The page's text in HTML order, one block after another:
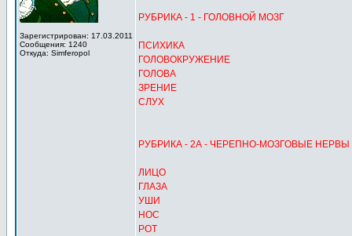
Зарегистрирован: 17.03.2011
Сообщения: 1240
Откуда: Simferopol
РУБРИКА - 1 - ГОЛОВНОЙ МОЗГ
ПСИХИКА
ГОЛОВОКРУЖЕНИЕ
ГОЛОВА
ЗРЕНИЕ
СЛУХ
РУБРИКА - 2А - ЧЕРЕПНО-МОЗГОВЫЕ НЕРВЫ
ЛИЦО
ГЛАЗА
УШИ
НОС
РОТ